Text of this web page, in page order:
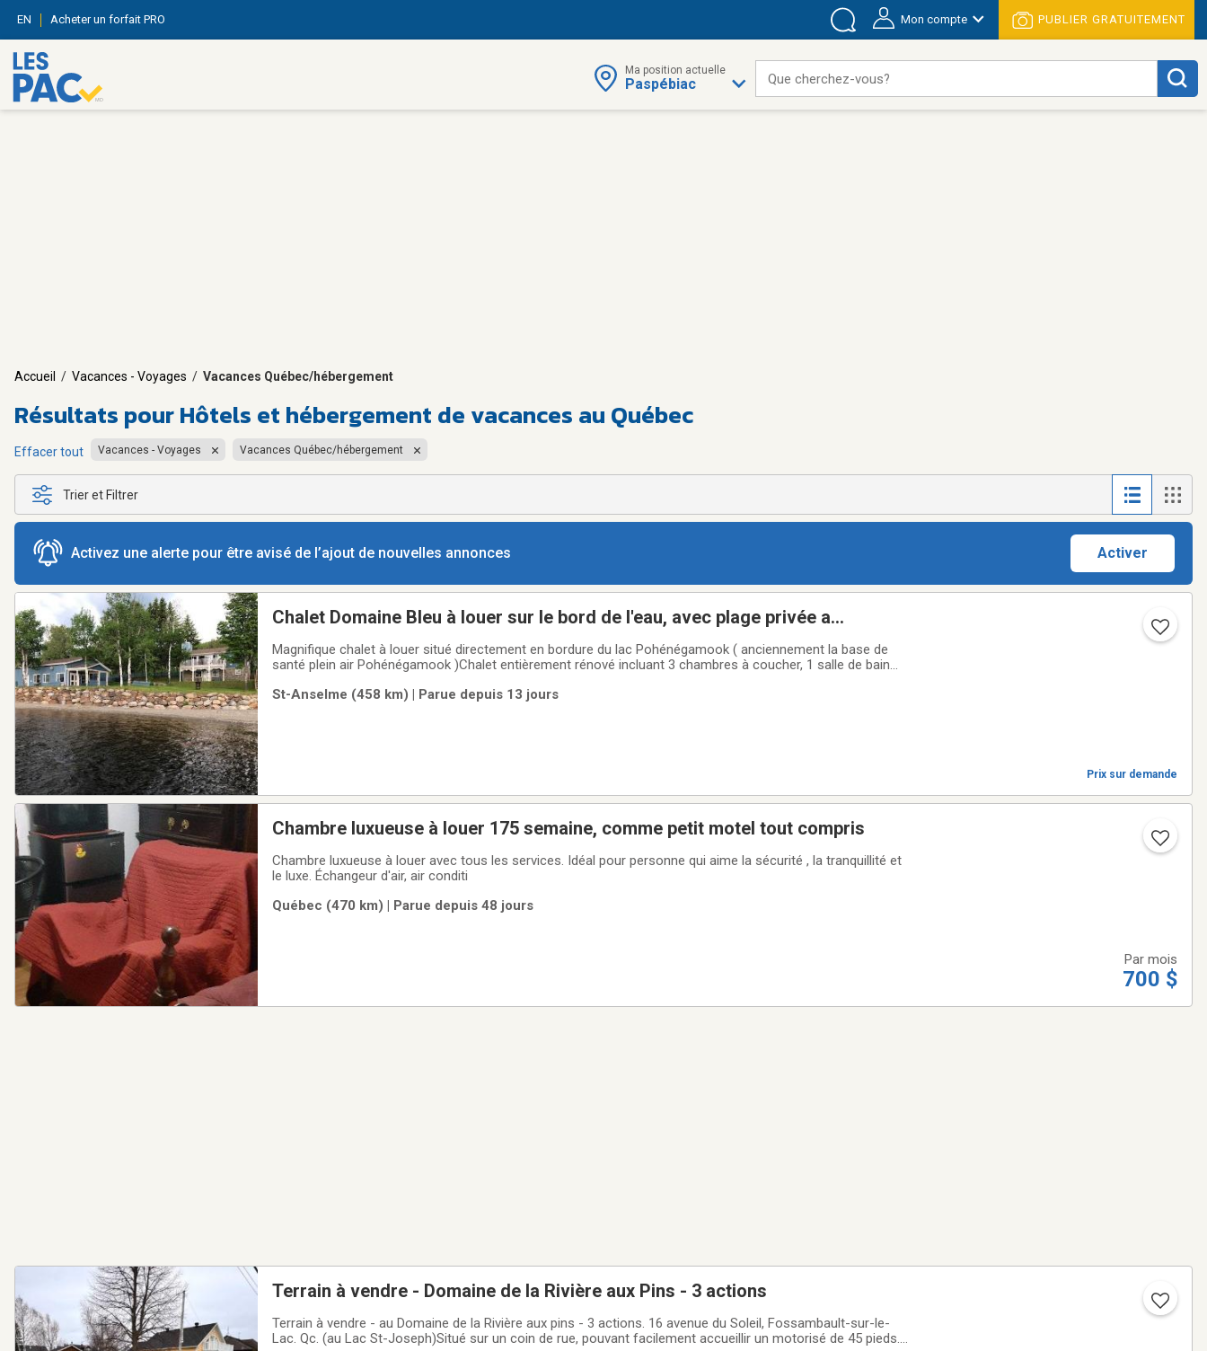
EN Acheter un forfait PRO Mon compte PUBLIER GRATUITEMENT
Ma position actuelle
Paspébiac Que cherchez-vous?
Accueil / Vacances - Voyages / Vacances Québec/hébergement
Résultats pourHôtels et hébergement de vacances au Québec
Effacer tout Vacances - Voyages Vacances Québec/hébergement
Trier et Filtrer
Activez une alerte pour être avisé de l’ajout de nouvelles annonces Activer
Chalet Domaine Bleu à louer sur le bord de l'eau, avec plage privée a
Pohénégamook dans la région du Témiscouata membre CITCQ 301147
Magnifique chalet à louer situé directement en bordure du lac Pohénégamook ( anciennement la base de
santé plein air Pohénégamook )Chalet entièrement rénové incluant 3 chambres à coucher, 1 salle de bain
maximum de 7 personnes.Plage
St-Anselme (458 km) | Parue depuis 13 jours
Prix sur demande
Chambre luxueuse à louer 175 semaine, comme petit motel tout compris
Chambre luxueuse à louer avec tous les services. Idéal pour personne qui aime la sécurité , la tranquillité et
le luxe. Échangeur d'air, air conditi
Québec (470 km) | Parue depuis 48 jours
Par mois
700 $
Terrain à vendre - Domaine de la Rivière aux Pins - 3 actions
Terrain à vendre - au Domaine de la Rivière aux pins - 3 actions. 16 avenue du Soleil, Fossambault-sur-le-
Lac. Qc. (au Lac St-Joseph)Situé sur un coin de rue, pouvant facilement accueillir un motorisé de 45 pieds.